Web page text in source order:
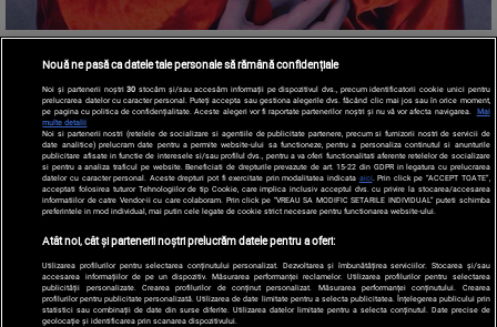
Nouă ne pasă ca datele tale personale să rămână confidențiale
Noi și partenerii noștri30 stocăm și/sau accesăm informații pe dispozitivul dvs., precum identificatorii cookie unici pentru
prelucrarea datelor cu caracter personal. Puteți accepta sau gestiona alegerile dvs. făcând clic mai jos sau în orice moment,
pe pagina cu politica de confidențialitate. Aceste alegeri vor fi raportate partenerilor noștri și nu vă vor afecta navigarea.
Mai
multe detalii
Noi si partenerii nostri (retelele de socializare si agentiile de publicitate partenere, precum si furnizorii nostri de servicii de
date analitice) prelucram date pentru a permite website-ului sa functioneze, pentru a personaliza continutul si anunturile
publicitare afisate in functie de interesele si/sau profilul dvs., pentru a va oferi functionalitati aferente retelelor de socializare
si pentru a analiza traficul pe website. Beneficiati de drepturile prevazute de art. 15-22 din GDPR in legatura cu prelucrarea
datelor cu caracter personal. Aceste drepturi pot fi exercitate prin modalitatea indicata aici. Prin click pe “ACCEPT TOATE”,
acceptati folosirea tuturor Tehnologiilor de tip Cookie, care implica inclusiv acceptul dvs. cu privire la stocarea/accesarea
informatiilor de catre Vendor-ii cu care colaboram. Prin click pe “VREAU SA MODIFIC SETARILE INDIVIDUAL” puteti schimba
preferintele in mod individual, mai putin cele legate de cookie strict necesare pentru functionarea website-ului.
Atât noi, cât și partenerii noștri prelucrăm datele pentru a oferi:
Utilizarea profilurilor pentru selectarea conținutului personalizat. Dezvoltarea și îmbunătățirea serviciilor. Stocarea și/sau
accesarea informațiilor de pe un dispozitiv. Măsurarea performanței reclamelor. Utilizarea profilurilor pentru selectarea
publicității personalizate. Crearea profilurilor de conținut personalizat. Măsurarea performanței conținutului. Crearea
profilurilor pentru publicitate personalizată. Utilizarea de date limitate pentru a selecta publicitatea. Înțelegerea publicului prin
statistici sau combinații de date din surse diferite. Utilizarea datelor limitate pentru a selecta conținutul. Date precise de
geolocație și identificarea prin scanarea dispozitivului.